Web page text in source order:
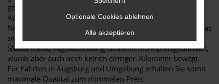
genau genommen ein klassischer Neuwagen. Viele
Automobilhändler sind jedoch in den Rabatten für
Neufahrzeuge an die Vorgaben der Hersteller gebunden, was
sich durch das Zulassen für einen Tag umgehen lässt. Eine
Škoda Karoq Tageszulassung ist somit nicht preisgebunden,
wurde aber auch noch keinen einzigen Kilometer bewegt.
Für Fahrten in Augsburg und Umgebung erhalten Sie somit
maximale Qualität zum minimalen Preis.
Optionale Cookies ablehnen
Alle akzeptieren